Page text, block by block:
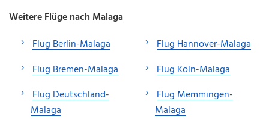
Weitere Flüge nach Malaga
Flug Berlin-Malaga
Flug Bremen-Malaga
Flug Deutschland-
Malaga
Flug Hannover-Malaga
Flug Köln-Malaga
Flug Memmingen-
Malaga